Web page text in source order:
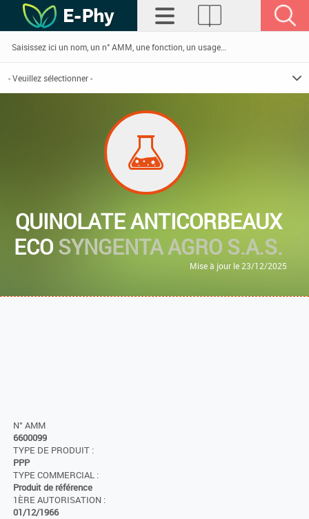
QUINOLATE ANTICORBEAUX
ECOSYNGENTA AGRO S.A.S.
Mise à jour le 23/12/2025
N° AMM
6600099
TYPE DE PRODUIT :
PPP
TYPE COMMERCIAL :
Produit de référence
1ÈRE AUTORISATION :
01/12/1966